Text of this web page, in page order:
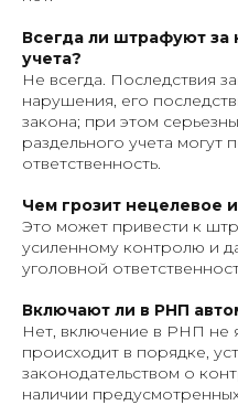
Всегда ли штрафуют
учета?
Не всегда. Последствия
нарушения, его
закона; при этом
раздельного учета могут
ответственность.
Чем грозит нецелевое
Это может привести к
усиленному контролю и
уголовной
Включают ли в РНП
Нет, включение в РНП не
происходит в порядке,
законодательством о
наличии